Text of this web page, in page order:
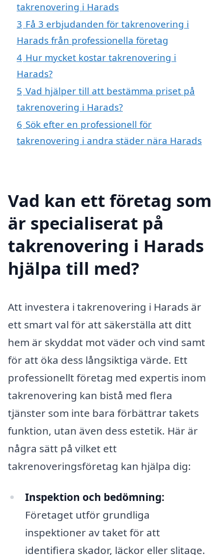
takrenovering i Harads
3 Få 3 erbjudanden för takrenovering i
Harads från professionella företag
4 Hur mycket kostar takrenovering i
Harads?
5 Vad hjälper till att bestämma priset på
takrenovering i Harads?
6 Sök efter en professionell för
takrenovering i andra städer nära Harads
Vad kan ett företag som
är specialiserat på
takrenovering i Harads
hjälpa till med?
Att investera i takrenovering i Harads är
ett smart val för att säkerställa att ditt
hem är skyddat mot väder och vind samt
för att öka dess långsiktiga värde. Ett
professionellt företag med expertis inom
takrenovering kan bistå med flera
tjänster som inte bara förbättrar takets
funktion, utan även dess estetik. Här är
några sätt på vilket ett
takrenoveringsföretag kan hjälpa dig:
Inspektion och bedömning:
Företaget utför grundliga
inspektioner av taket för att
identifiera skador, läckor eller slitage.